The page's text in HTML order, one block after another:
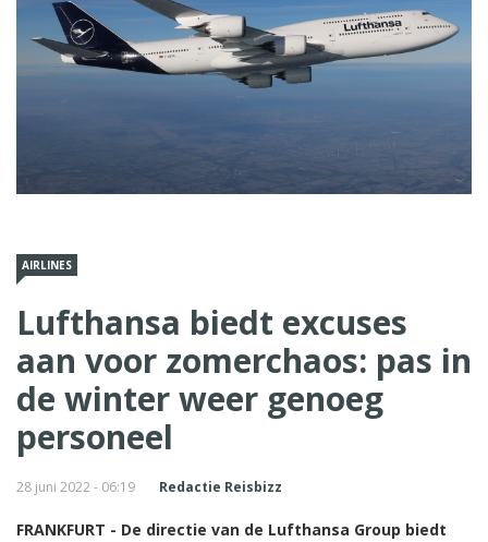
AIRLINES
Lufthansa biedt excuses
aan voor zomerchaos: pas in
de winter weer genoeg
personeel
28 juni 2022 - 06:19 Redactie Reisbizz
FRANKFURT - De directie van de Lufthansa Group biedt